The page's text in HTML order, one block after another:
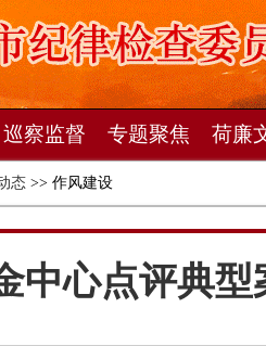
巡察监督 专题聚焦 荷廉
态 >> 作风建设
中心点评典